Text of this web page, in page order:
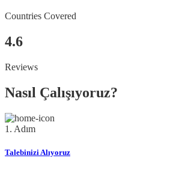
Countries Covered
4.6
Reviews
Nasıl Çalışıyoruz?
1. Adım
Talebinizi Alıyoruz